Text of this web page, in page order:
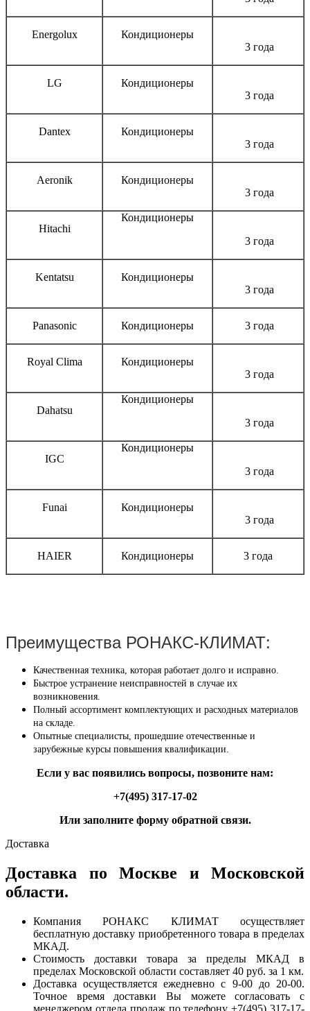
Energolux
Кондиционеры
3 года
LG
Кондиционеры
3 года
Dantex
Кондиционеры
3 года
Aeronik
Кондиционеры
3 года
Hitachi
Кондиционеры
3 года
Kentatsu
Кондиционеры
3 года
Panasonic Кондиционеры 3 года
Royal Clima
Кондиционеры
3 года
Dahatsu
Кондиционеры
3 года
IGC
Кондиционеры
3 года
Funai
Кондиционеры
3 года
HAIER Кондиционеры 3 года
Преимущества РОНАКС-КЛИМАТ:
Качественная техника, которая работает долго и исправно.
Быстрое устранение неисправностей в случае их
возникновения.
Полный ассортимент комплектующих и расходных материалов
на складе.
Опытные специалисты, прошедшие отечественные и
зарубежные курсы повышения квалификации.
Если у вас появились вопросы, позвоните нам:
+7(495) 317-17-02
Или заполните форму обратной связи.
Доставка
Доставка по Москве и Московской
области.
Компания РОНАКС КЛИМАТ осуществляет
бесплатную доставку приобретенного товара в пределах
МКАД.
Стоимость доставки товара за пределы МКАД в
пределах Московской области составляет 40 руб. за 1 км.
Доставка осуществляется ежедневно с 9-00 до 20-00.
Точное время доставки Вы можете согласовать с
менеджером отдела продаж по телефону +7(495) 317-17-